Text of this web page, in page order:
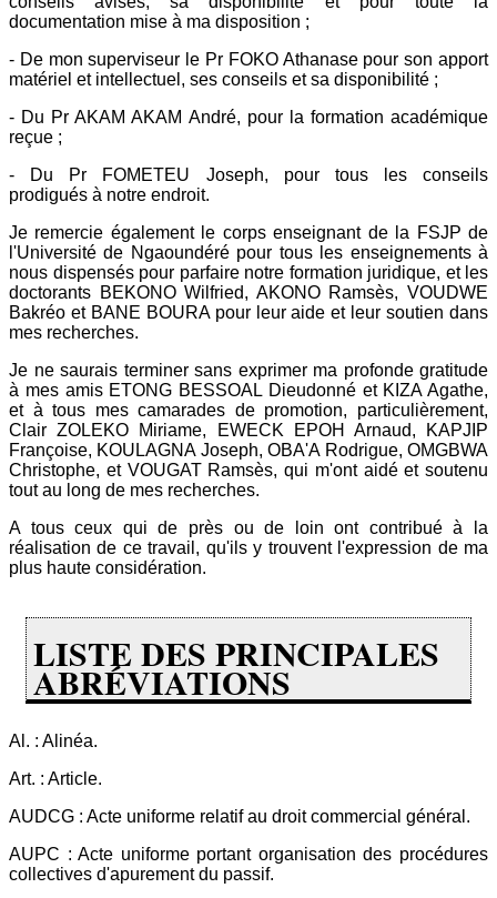
documentation mise à ma disposition ;
- De mon superviseur le Pr FOKO Athanase pour son apport
matériel et intellectuel, ses conseils et sa disponibilité ;
- Du Pr AKAM AKAM André, pour la formation académique
reçue ;
- Du Pr FOMETEU Joseph, pour tous les conseils
prodigués à notre endroit.
Je remercie également le corps enseignant de la FSJP de
l'Université de Ngaoundéré pour tous les enseignements à
nous dispensés pour parfaire notre formation juridique, et les
doctorants BEKONO Wilfried, AKONO Ramsès, VOUDWE
Bakréo et BANE BOURA pour leur aide et leur soutien dans
mes recherches.
Je ne saurais terminer sans exprimer ma profonde gratitude
à mes amis ETONG BESSOAL Dieudonné et KIZA Agathe,
et à tous mes camarades de promotion, particulièrement,
Clair ZOLEKO Miriame, EWECK EPOH Arnaud, KAPJIP
Françoise, KOULAGNA Joseph, OBA'A Rodrigue, OMGBWA
Christophe, et VOUGAT Ramsès, qui m'ont aidé et soutenu
tout au long de mes recherches.
A tous ceux qui de près ou de loin ont contribué à la
réalisation de ce travail, qu'ils y trouvent l'expression de ma
plus haute considération.
LISTE DES PRINCIPALES
ABRÉVIATIONS
Al. : Alinéa.
Art. : Article.
AUDCG : Acte uniforme relatif au droit commercial général.
AUPC : Acte uniforme portant organisation des procédures
collectives d'apurement du passif.